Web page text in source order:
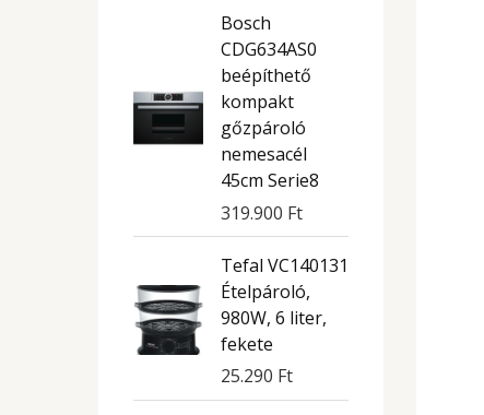
Bosch
CDG634AS0
beépíthető
kompakt
gőzpároló
nemesacél
45cm Serie8
319.900 Ft
Tefal VC140131
Ételpároló,
980W, 6 liter,
fekete
25.290 Ft